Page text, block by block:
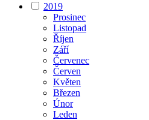
2019
Prosinec
Listopad
Říjen
Září
Červenec
Červen
Květen
Březen
Únor
Leden